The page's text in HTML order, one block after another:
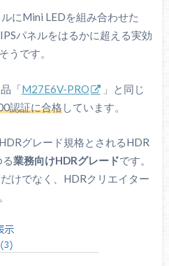
：1（HDRピーク時）
(3840 x 2160)
: ～160 Hz
mm
さ調整：90 mm
前後チルト：+15° ～ -5°
ボット：90°
にMini LEDを組み合わせた
パネルをはるかに超える実効
うです。
「M27E6V-PRO
」と同じ
認証に合格しています。
グレード規格とされるHDR
業務向けHDRグレードです。
けでなく、HDRクリエイター